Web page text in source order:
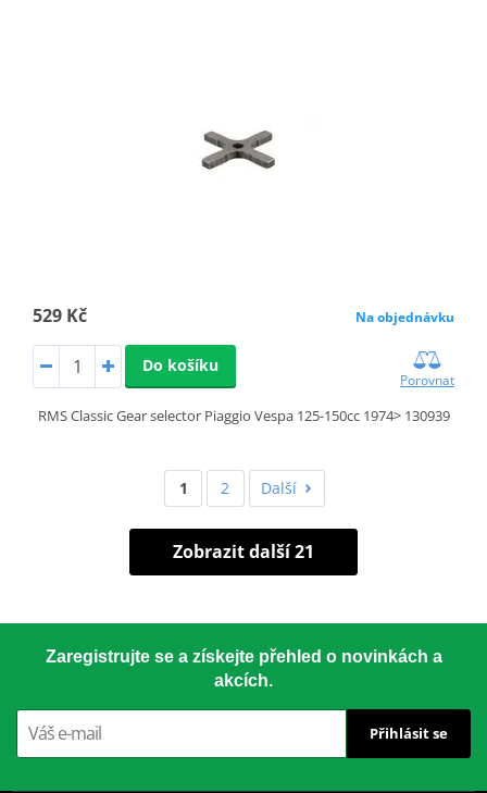
529 Kč Na objednávku
Do košíku
Porovnat
RMS Classic Gear selector Piaggio Vespa 125-150cc 1974> 130939
1 2 Další
Zobrazit další 21
Zaregistrujte se a získejte přehled o novinkách a
akcích.
Přihlásit se